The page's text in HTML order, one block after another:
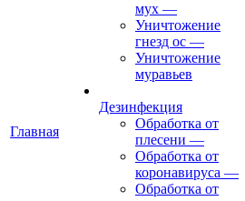
Главная
мух —
Уничтожение
гнезд ос —
Уничтожение
муравьев
Дезинфекция
Обработка от
плесени —
Обработка от
коронавируса —
Обработка от